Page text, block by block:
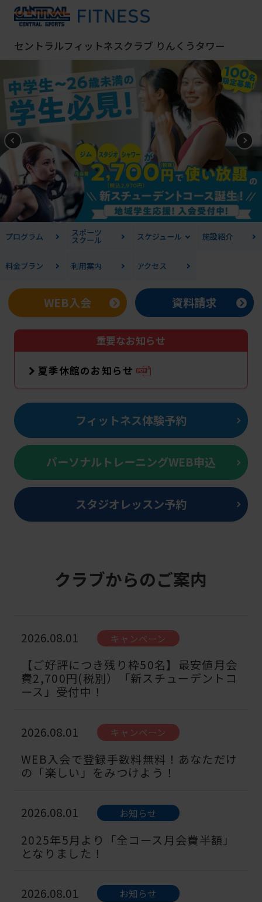
セントラルフィットネスクラブ りんくうタワー
プログラム スポーツ
スクール スケジュール 施設紹介
料金プラン 利用案内 アクセス
WEB入会 資料請求
重要なお知らせ
夏季休館のお知らせ
フィットネス体験予約
パーソナルトレーニングWEB申込
スタジオレッスン予約
クラブからのご案内
2026.08.01 キャンペーン
【ご好評につき残り枠50名】最安値月会
費2,700円(税別）「新スチューデントコ
ース」受付中！
2026.08.01 キャンペーン
WEB入会で登録手数料無料！あなただけ
の「楽しい」をみつけよう！
2026.08.01 お知らせ
2025年5月より「全コース月会費半額」
となりました！
2026.08.01 お知らせ